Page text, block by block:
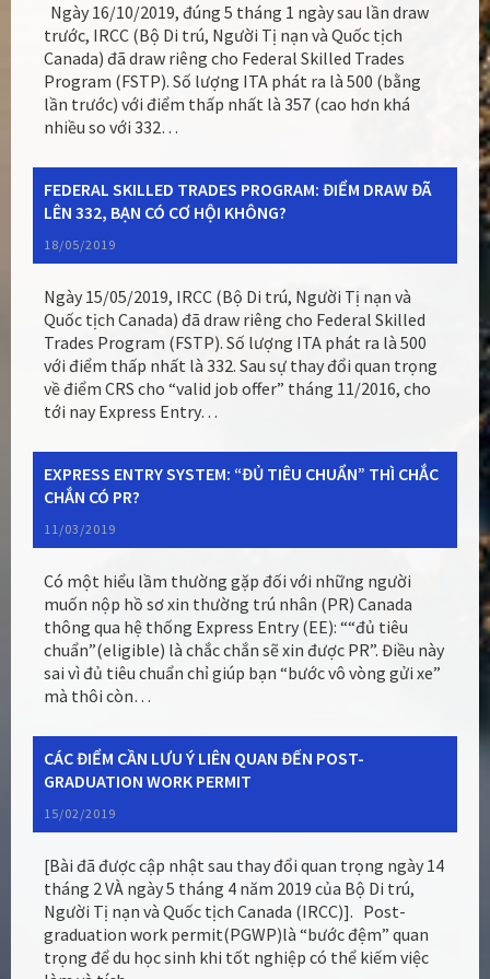
Ngày 16/10/2019, đúng 5 tháng 1 ngày sau lần draw
trước, IRCC (Bộ Di trú, Người Tị nạn và Quốc tịch
Canada) đã draw riêng cho Federal Skilled Trades
Program (FSTP). Số lượng ITA phát ra là 500 (bằng
lần trước) với điểm thấp nhất là 357 (cao hơn khá
nhiều so với 332…
FEDERAL SKILLED TRADES PROGRAM: ĐIỂM DRAW ĐÃ
LÊN 332, BẠN CÓ CƠ HỘI KHÔNG?
18/05/2019
Ngày 15/05/2019, IRCC (Bộ Di trú, Người Tị nạn và
Quốc tịch Canada) đã draw riêng cho Federal Skilled
Trades Program (FSTP). Số lượng ITA phát ra là 500
với điểm thấp nhất là 332. Sau sự thay đổi quan trọng
về điểm CRS cho “valid job offer” tháng 11/2016, cho
tới nay Express Entry…
EXPRESS ENTRY SYSTEM: “ĐỦ TIÊU CHUẨN” THÌ CHẮC
CHẮN CÓ PR?
11/03/2019
Có một hiểu lầm thường gặp đối với những người
muốn nộp hồ sơ xin thường trú nhân (PR) Canada
thông qua hệ thống Express Entry (EE): ““đủ tiêu
chuẩn”(eligible) là chắc chắn sẽ xin được PR”. Điều này
sai vì đủ tiêu chuẩn chỉ giúp bạn “bước vô vòng gửi xe”
mà thôi còn…
CÁC ĐIỂM CẦN LƯU Ý LIÊN QUAN ĐẾN POST-
GRADUATION WORK PERMIT
15/02/2019
[Bài đã được cập nhật sau thay đổi quan trọng ngày 14
tháng 2 VÀ ngày 5 tháng 4 năm 2019 của Bộ Di trú,
Người Tị nạn và Quốc tịch Canada (IRCC)]. Post-
graduation work permit(PGWP)là “bước đệm” quan
trọng để du học sinh khi tốt nghiệp có thể kiếm việc